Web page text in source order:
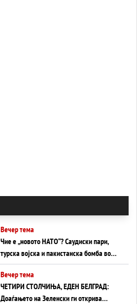
Вечер тема
Чие е „новото НАТО“? Саудиски пари,
турска војска и пакистанска бомба во
служба на Америка - или ќе стане
сувишна?
Вечер тема
ЧЕТИРИ СТОЛЧИЊА, ЕДЕН БЕЛГРАД:
Доаѓањето на Зеленски ги открива